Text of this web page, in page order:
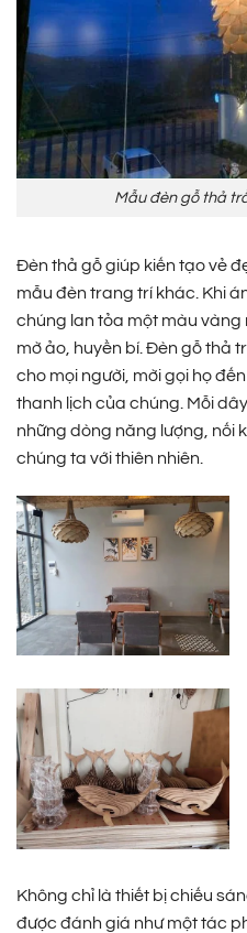
Mẫu đèn gỗ thả
Đèn thả gỗ giúp kiến tạo vẻ
mẫu đèn trang trí khác. Khi
chúng lan tỏa một màu vàng
mờ ảo, huyền bí. Đèn gỗ thả
cho mọi người, mời gọi họ
thanh lịch của chúng. Mỗi
những dòng năng lượng, nối
chúng ta với thiên nhiên.
Không chỉ là thiết bị chiếu
được đánh giá như một tác